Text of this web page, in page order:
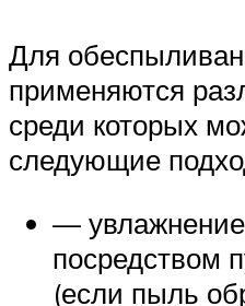
Для
применяются
среди которых
следующие
— увлажнение
посредством
(если пыль